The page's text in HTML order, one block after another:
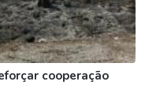
cooperação